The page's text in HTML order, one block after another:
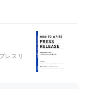
レスリ